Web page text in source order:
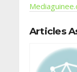
Articles